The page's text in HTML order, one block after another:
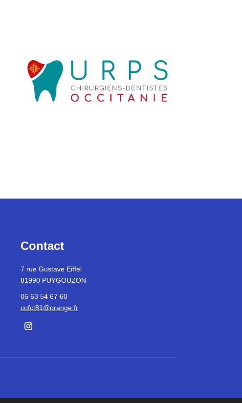
Contact
7 rue Gustave Eiffel
81990 PUYGOUZON
05 63 54 67 60
cofct81@orange.fr